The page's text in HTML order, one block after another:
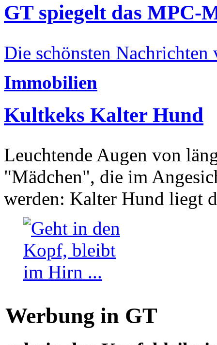
GT spiegelt das MPC-
Die schönsten Nachrichten
Immobilien
Kultkeks Kalter Hund
Leuchtende Augen von
"Mädchen", die im
werden: Kalter Hund liegt
Werbung in GT